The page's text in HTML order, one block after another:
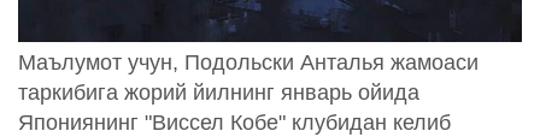
Маълумот учун, Подольски Анталья жамоаси
таркибига жорий йилнинг январь ойида
Япониянинг "Виссел Кобе" клубидан келиб